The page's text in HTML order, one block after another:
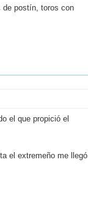
de postín, toros con
el que propició el
el extremeño me llegó